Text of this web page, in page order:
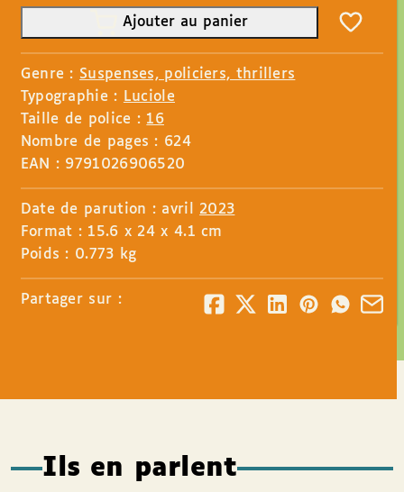
Ajouter au panier
Genre : Suspenses, policiers, thrillers
Typographie : Luciole
Taille de police : 16
Nombre de pages : 624
EAN : 9791026906520
Date de parution : avril 2023
Format : 15.6 x 24 x 4.1 cm
Poids : 0.773 kg
Partager sur :
Ils en parlent